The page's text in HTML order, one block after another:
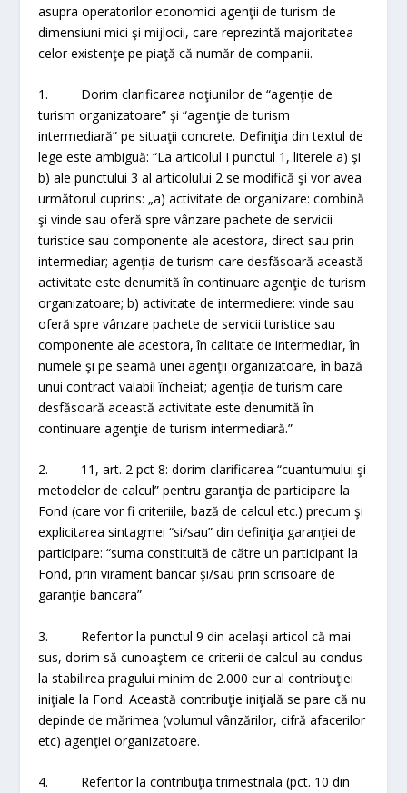
asupra operatorilor economici agenţii de turism de
dimensiuni mici şi mijlocii, care reprezintă majoritatea
celor existenţe pe piaţă că număr de companii.
1. Dorim clarificarea noţiunilor de “agenţie de
turism organizatoare” şi “agenţie de turism
intermediară” pe situaţii concrete. Definiţia din textul de
lege este ambiguă: “La articolul I punctul 1, literele a) şi
b) ale punctului 3 al articolului 2 se modifică şi vor avea
următorul cuprins: „a) activitate de organizare: combină
şi vinde sau oferă spre vânzare pachete de servicii
turistice sau componente ale acestora, direct sau prin
intermediar; agenţia de turism care desfăsoară această
activitate este denumită în continuare agenţie de turism
organizatoare; b) activitate de intermediere: vinde sau
oferă spre vânzare pachete de servicii turistice sau
componente ale acestora, în calitate de intermediar, în
numele şi pe seamă unei agenţii organizatoare, în bază
unui contract valabil încheiat; agenţia de turism care
desfăsoară această activitate este denumită în
continuare agenţie de turism intermediară.”
2. 11, art. 2 pct 8: dorim clarificarea “cuantumului şi
metodelor de calcul” pentru garanţia de participare la
Fond (care vor fi criteriile, bază de calcul etc.) precum şi
explicitarea sintagmei “si/sau” din definiţia garanţiei de
participare: “suma constituită de către un participant la
Fond, prin virament bancar şi/sau prin scrisoare de
garanţie bancara”
3. Referitor la punctul 9 din acelaşi articol că mai
sus, dorim să cunoaştem ce criterii de calcul au condus
la stabilirea pragului minim de 2.000 eur al contribuţiei
iniţiale la Fond. Această contribuţie iniţială se pare că nu
depinde de mărimea (volumul vânzărilor, cifră afacerilor
etc) agenţiei organizatoare.
4. Referitor la contribuţia trimestriala (pct. 10 din